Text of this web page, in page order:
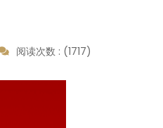
阅读次数 : (1717)